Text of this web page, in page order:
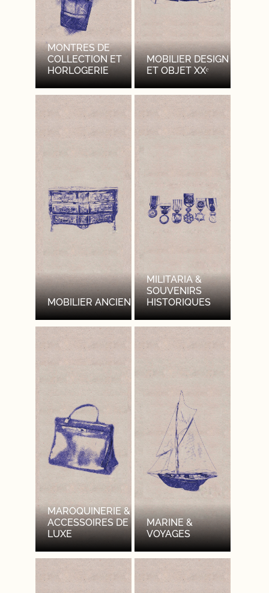
MONTRES DE
COLLECTION ET
HORLOGERIE
MOBILIER DESIGN
ET OBJET XXᵉ
MOBILIER ANCIEN
MILITARIA &
SOUVENIRS
HISTORIQUES
MAROQUINERIE &
ACCESSOIRES DE
LUXE
MARINE &
VOYAGES